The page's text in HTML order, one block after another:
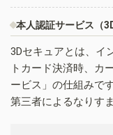
本人認証サービス（
3Dセキュアとは、イ
トカード決済時、カ
ービス」の仕組みで
第三者によるなりす